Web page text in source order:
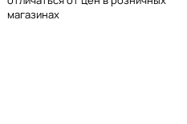
магазинах